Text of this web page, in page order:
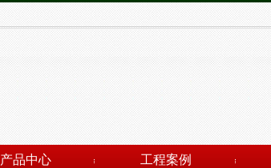
产品中心 工程案例